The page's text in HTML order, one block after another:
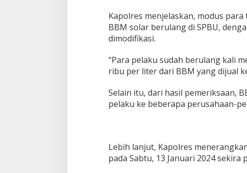
g
u
n
B
M
B
e
b
s
i
Kapolres menjelaskan, modus
BBM solar berulang di SPBU,
dimodifikasi.
“Para pelaku sudah berulang kali
ribu per liter dari BBM yang dijual
Selain itu, dari hasil pemeriksaan,
pelaku ke beberapa perusahaan-
Lebih lanjut, Kapolres
pada Sabtu, 13 Januari 2024 sekira